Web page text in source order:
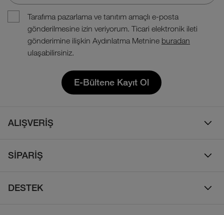
Tarafıma pazarlama ve tanıtım amaçlı e-posta
gönderilmesine izin veriyorum. Ticari elektronik ileti
gönderimine ilişkin Aydınlatma Metnine buradan
ulaşabilirsiniz.
E-Bültene Kayıt Ol
ALIŞVERİŞ
Çocuk
SİPARİŞ
DESTEK